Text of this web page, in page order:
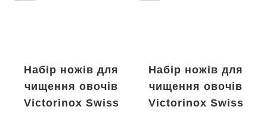
Набір ножів для
чищення овочів
Victorinox Swiss
Набір ножів для
чищення овочів
Victorinox Swiss